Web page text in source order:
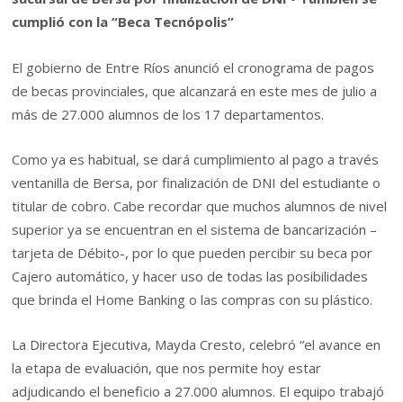
cumplió con la “Beca Tecnópolis”
El gobierno de Entre Ríos anunció el cronograma de pagos
de becas provinciales, que alcanzará en este mes de julio a
más de 27.000 alumnos de los 17 departamentos.
Como ya es habitual, se dará cumplimiento al pago a través
ventanilla de Bersa, por finalización de DNI del estudiante o
titular de cobro. Cabe recordar que muchos alumnos de nivel
superior ya se encuentran en el sistema de bancarización –
tarjeta de Débito-, por lo que pueden percibir su beca por
Cajero automático, y hacer uso de todas las posibilidades
que brinda el Home Banking o las compras con su plástico.
La Directora Ejecutiva, Mayda Cresto, celebró “el avance en
la etapa de evaluación, que nos permite hoy estar
adjudicando el beneficio a 27.000 alumnos. El equipo trabajó